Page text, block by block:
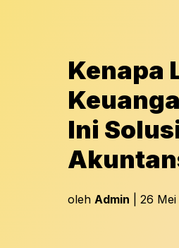
Kenapa
Ini
oleh Admin | 26